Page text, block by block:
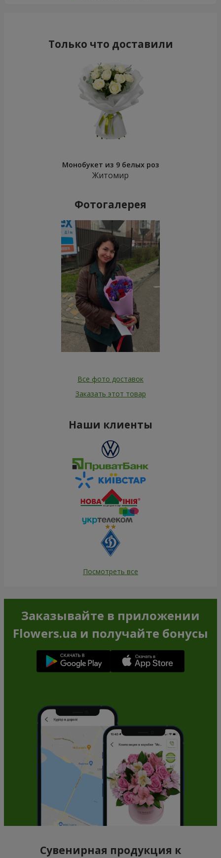
Только что доставили
Монобукет из 9 белых роз
Житомир
Фотогалерея
Все фото доставок
Заказать этот товар
Наши клиенты
Посмотреть все
Заказывайте в приложении
Flowers.ua и получайте бонусы
Сувенирная продукция к